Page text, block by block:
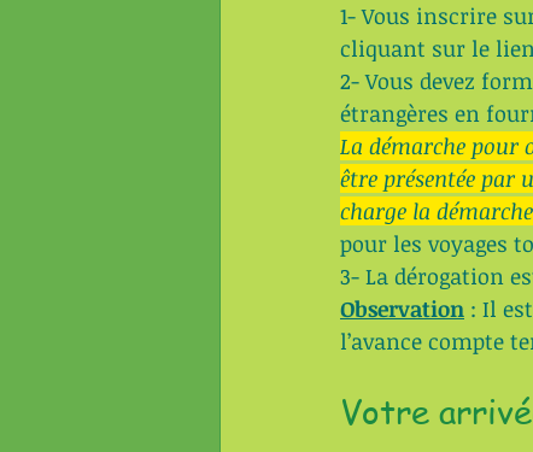
1- Vous inscrire
cliquant sur le
2- Vous devez
étrangères en
La démarche pour
être présentée par
charge la
pour les voyages
3- La dérogation
Observation : Il
l’avance compte
Votre